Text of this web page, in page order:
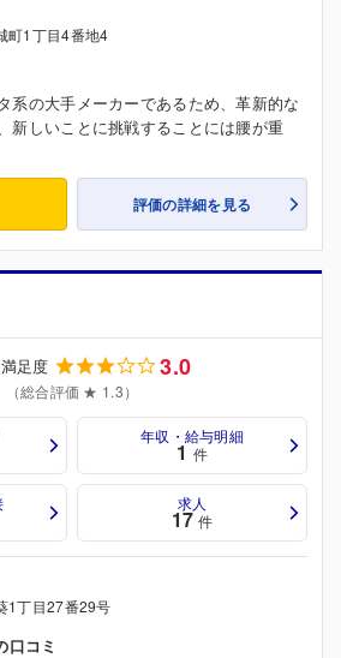
町1丁目4番地4
系の大手メーカーであるため、革新的な
新しいことに挑戦することには腰が重
評価の詳細を見る
足度 3.0
（総合評価 ★ 1.3）
年収・給与明細
1 件
求人
17 件
1丁目27番29号
口コミ